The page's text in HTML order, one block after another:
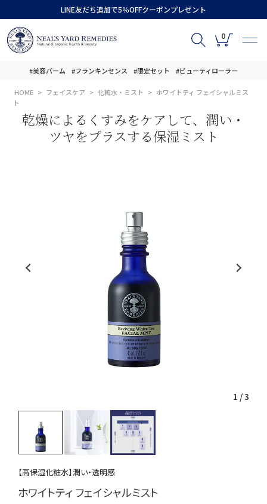
LINE友だち追加で5％OFFクーポンプレゼント
0
#美容バーム #フランキンセンス #限定セット #ビューティローラー
HOME フェイスケア 化粧水・ミスト
ホワイトティ フェイシャルミス
ト
乾燥によるくすみをケアして、潤い・
ツヤをプラスする保湿ミスト
1 /3
【高保湿化粧水】潤い・透明感
ホワイトティ フェイシャルミスト